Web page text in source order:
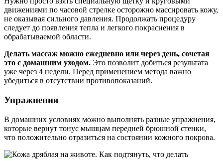
движениями по часовой стрелке осторожно массировать кожу,
не оказывая сильного давления. Продолжать процедуру
следует до появления тепла и легкого покраснения в
обрабатываемой области.
Делать массаж можно ежедневно или через день, сочетая
это с домашним уходом. Это позволит добиться результата
уже через 4 недели. Перед применением метода важно
убедиться в отсутствии противопоказаний.
Упражнения
В домашних условиях можно выполнять разные упражнения,
которые вернут тонус мышцам передней брюшной стенки,
что положительно отразиться на состоянии кожного покрова.